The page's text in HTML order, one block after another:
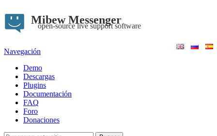
Mibew Messenger
open-source live support software
Navegación
Demo
Descargas
Plugins
Documentación
FAQ
Foro
Donaciones